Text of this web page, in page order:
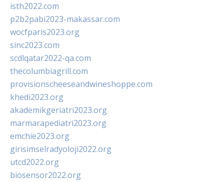
isth2022.com
p2b2pabi2023-makassar.com
wocfparis2023.org
sinc2023.com
scdlqatar2022-qa.com
thecolumbiagrill.com
provisionscheeseandwineshoppe.com
khedi2023.org
akademikgeriatri2023.org
marmarapediatri2023.org
emchie2023.org
girisimselradyoloji2022.org
utcd2022.org
biosensor2022.org